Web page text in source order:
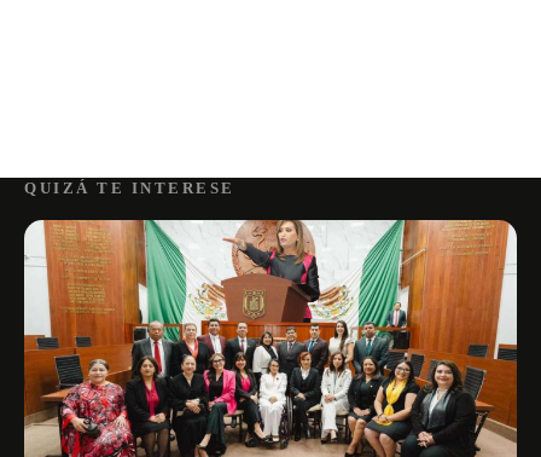
QUIZÁ TE INTERESE